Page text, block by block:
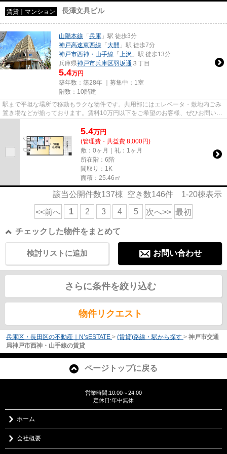
賃貸｜マンション 長澤文具ビル
山陽本線 「 兵庫 」駅 徒歩3分
神戸高速東西線 「 大開 」駅 徒歩7分
神戸市西神・山手線 「 上沢 」駅 徒歩13分
兵庫県神戸市兵庫区羽坂通 ３丁目
5.4万円
築年数：築28年 ｜募集中： 1室
階数：10階建
駅まで平坦な場所で移動もラクな物件です。共用部にはエレベータ・敷地内ごみ
置き場などが揃っております。賃料10万円以下をご希望のお客様、ぜひお問い合
5.4万円
(管理費・共益費 8,000円)
敷：0ヶ月｜礼：1ヶ月
所在階：6階
間取り：1K
面積：25.46㎡
該当公開件数137棟 空き数146件 1-20棟表示
<<前へ 1 2 3 4 5 次へ>> 最初
チェックした物件をまとめて
お問い合わせ
検討リストに追加
さらに条件を絞り込む
物件リクエスト
兵庫区・長田区の不動産｜N’sESTATE > (賃貸)路線・駅から探す > 神戸市交通
局神戸市西神・山手線の賃貸
ページトップに戻る
営業時間:10:00～24:00
定休日:年中無休
ホーム
会社概要